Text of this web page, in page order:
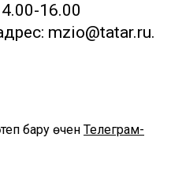
16.00
адрес: mzio@tatar.ru.
бару өчен Телеграм-